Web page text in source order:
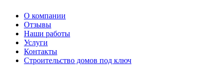
О компании
Отзывы
Наши работы
Услуги
Контакты
Строительство домов под ключ